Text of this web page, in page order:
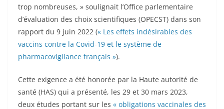
trop nombreuses, » soulignait l’Office parlementaire
d’évaluation des choix scientifiques (OPECST) dans son
rapport du 9 juin 2022 (« Les effets indésirables des
vaccins contre la Covid-19 et le système de
pharmacovigilance français »).
Cette exigence a été honorée par la Haute autorité de
santé (HAS) qui a présenté, les 29 et 30 mars 2023,
deux études portant sur les « obligations vaccinales des